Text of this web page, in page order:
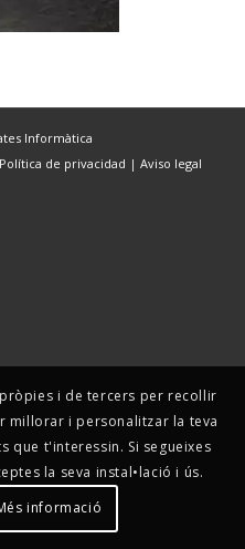
Informàtica
Política de privacidad |Aviso legal
i de tercers per recollir
millorar i personalitzar la teva
que t'interessin. Si segueixes
la seva instal•lació i ús.
informació